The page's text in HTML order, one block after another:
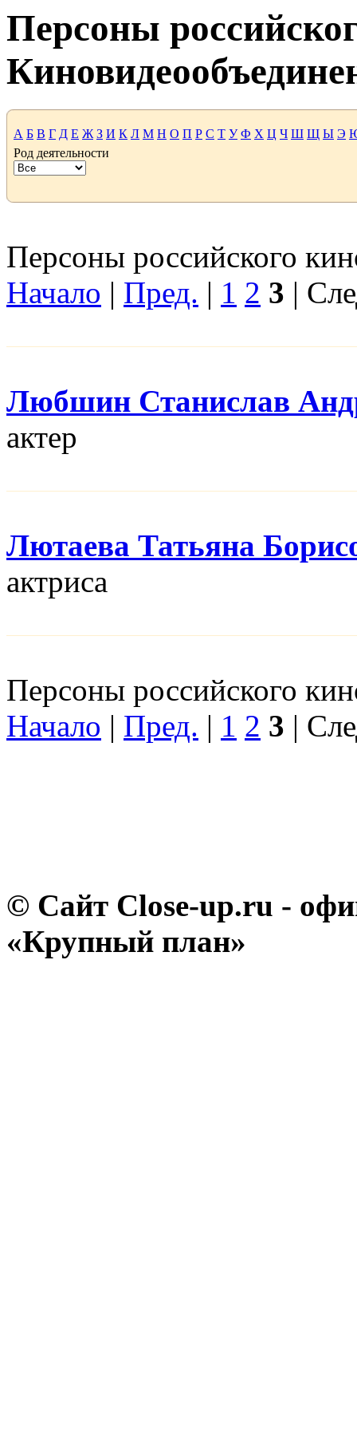
Персоны
А Б В Г Д Е Ж З И К Л М Н О П Р С Т У Ф Х Ц Ч Ш Щ Ы Э
Род деятельности
Персоны российского
Начало | Пред. | 1 2 3 |
Любшин Станислав
актер
Лютаева Татьяна
актриса
Персоны российского
Начало | Пред. | 1 2 3 |
© Сайт Close-up.ru -
«Крупный план»